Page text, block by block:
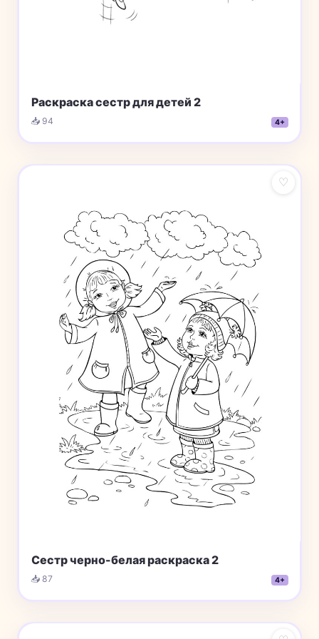
Раскраска сестр для детей 2
📥 94 4+
♡
Сестр черно-белая раскраска 2
📥 87 4+